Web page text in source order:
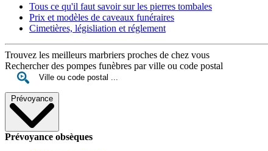
Tous ce qu'il faut savoir sur les pierres tombales
Prix et modèles de caveaux funéraires
Cimetières, législiation et réglement
Trouvez les meilleurs marbriers proches de chez vous
Rechercher des pompes funèbres par ville ou code postal
Prévoyance
Prévoyance obsèques